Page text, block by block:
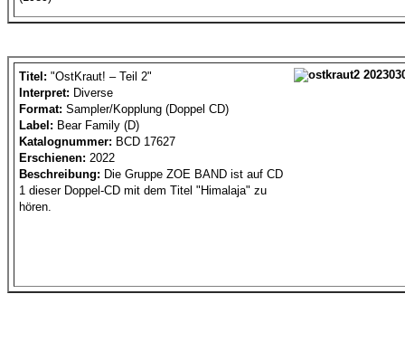
Titel: "OstKraut! – Teil 2"
Interpret: Diverse
Format: Sampler/Kopplung (Doppel CD)
Label: Bear Family (D)
Katalognummer: BCD 17627
Erschienen: 2022
Beschreibung: Die Gruppe ZOE BAND ist auf CD
1 dieser Doppel-CD mit dem Titel "Himalaja" zu
hören.